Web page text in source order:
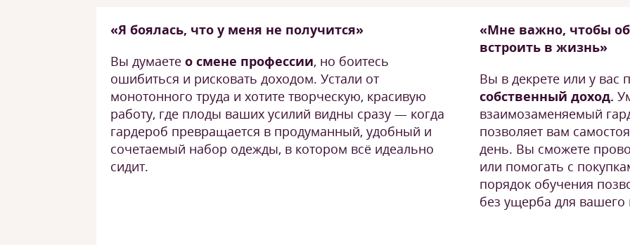
«Я боялась, что у меня не получится»
Вы думаете о смене профессии, но боитесь
ошибиться и рисковать доходом. Устали от
монотонного труда и хотите творческую, красивую
работу, где плоды ваших усилий видны сразу — когда
гардероб превращается в продуманный, удобный и
сочетаемый набор одежды, в котором всё идеально
сидит.
«Мне важно, чтобы
встроить в жизнь»
Вы в декрете или у вас
собственный доход.
взаимозаменяемый
позволяет вам
день. Вы сможете
или помогать с
порядок обучения
без ущерба для